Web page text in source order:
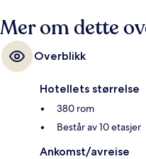
Mer om dette
Overblikk
Hotellets størrelse
380 rom
Består av 10 etasjer
Ankomst/avreise